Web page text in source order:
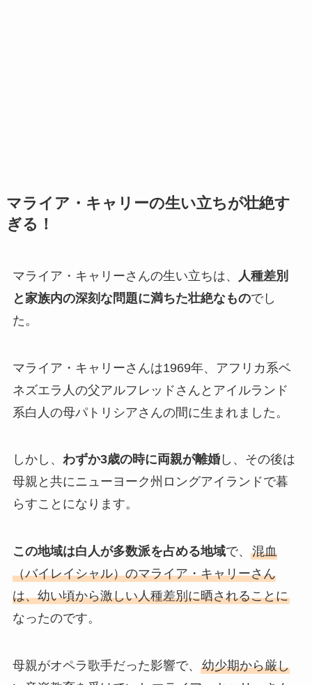
マライア・キャリーの生い立ちが壮絶す
ぎる！
マライア・キャリーさんの生い立ちは、
人種差別
と家族内の深刻な問題に満ちた壮絶なものでし
た。
マライア・キャリーさんは1969年、アフリカ系ベ
ネズエラ人の父アルフレッドさんとアイルランド
系白人の母パトリシアさんの間に生まれました。
しかし、 わずか3歳の時に両親が離婚し、その後は
母親と共にニューヨーク州ロングアイランドで暮
らすことになります。
この地域は白人が多数派を占める地域で、 混血
（バイレイシャル）のマライア・キャリーさん
は、幼い頃から激しい人種差別に晒されることに
なったのです。
母親がオペラ歌手だった影響で、 幼少期から厳し